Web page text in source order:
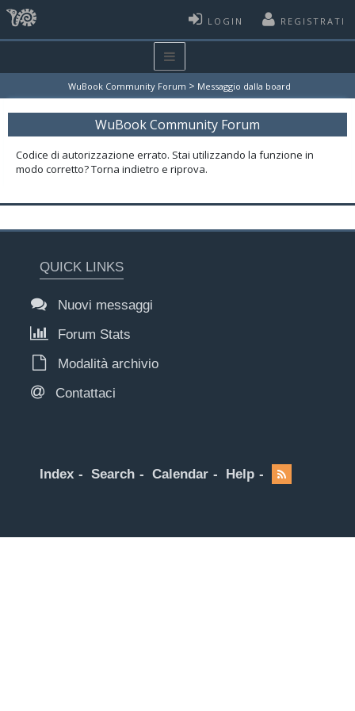
LOGIN REGISTRATI
WuBook Community Forum > Messaggio dalla board
WuBook Community Forum
Codice di autorizzazione errato. Stai utilizzando la funzione in
modo corretto? Torna indietro e riprova.
QUICK LINKS
Nuovi messaggi
Forum Stats
Modalità archivio
Contattaci
Index Search Calendar Help